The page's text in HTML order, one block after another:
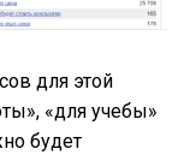
для этой
«для учебы»
будет